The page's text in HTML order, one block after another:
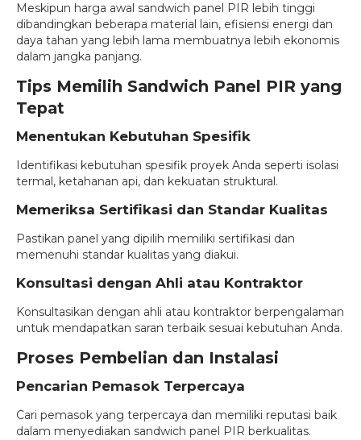
Meskipun harga awal sandwich panel PIR lebih tinggi
dibandingkan beberapa material lain, efisiensi energi dan
daya tahan yang lebih lama membuatnya lebih ekonomis
dalam jangka panjang.
Tips Memilih Sandwich Panel PIR yang
Tepat
Menentukan Kebutuhan Spesifik
Identifikasi kebutuhan spesifik proyek Anda seperti isolasi
termal, ketahanan api, dan kekuatan struktural.
Memeriksa Sertifikasi dan Standar Kualitas
Pastikan panel yang dipilih memiliki sertifikasi dan
memenuhi standar kualitas yang diakui.
Konsultasi dengan Ahli atau Kontraktor
Konsultasikan dengan ahli atau kontraktor berpengalaman
untuk mendapatkan saran terbaik sesuai kebutuhan Anda.
Proses Pembelian dan Instalasi
Pencarian Pemasok Terpercaya
Cari pemasok yang terpercaya dan memiliki reputasi baik
dalam menyediakan sandwich panel PIR berkualitas.